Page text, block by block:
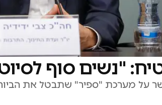
"נשים סוף
על מערכת "ספיר" שתבטל את